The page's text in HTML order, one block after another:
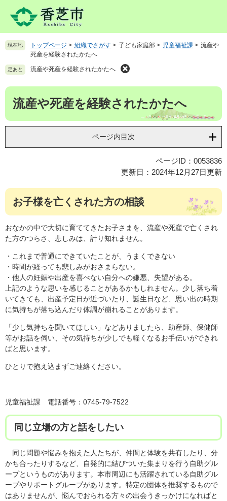
先
。
を
て
へ
現在地 トップページ > 組織でさがす > 子ども家庭部 > 児童福祉課 > 流産や
死産を経験されたかたへ
足あと 流産や死産を経験されたかたへ
本
流産や死産を経験されたかたへ
ページ内目次
ページID：0053836
更新日：2024年12月27日更新
お子様を亡くされた方の相談
おなかの中で大切に育ててきたお子さまを、流産や死産で亡くされ
た方のつらさ、悲しみは、計り知れません。
・これまで普通にできていたことが、うまくできない
・時間が経っても悲しみがおさまらない。
・他人の妊娠や出産を喜べない自分への嫌悪、失望がある。
上記のような思いを感じることがあるかもしれません。少し落ち着
いてきても、出産予定日が近づいたり、誕生日など、思い出の時期
に気持ちが落ち込んだり体調が崩れることがあります。
「少し気持ちを聞いてほしい」などありましたら、助産師、保健師
等がお話を伺い、その気持ちが少しでも軽くなるお手伝いができれ
ばと思います。
ひとりで抱え込まずご連絡ください。
児童福祉課 電話番号：0745-79-7522
同じ立場の方と話をしたい
同じ問題や悩みを抱えた人たちが、仲間と体験を共有したり、分
かち合ったりするなど、自発的に結びついた集まりを行う自助グル
ープというものがあります。本市周辺にも活躍されている自助グル
ープやサポートグループがあります。特定の団体を推奨するもので
はありませんが、悩んでおられる方々の出会うきっかけになればと